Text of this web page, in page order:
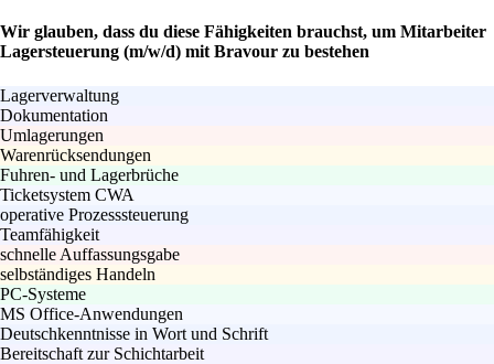
Wir glauben, dass du diese Fähigkeiten brauchst, um Mitarbeiter
Lagersteuerung (m/w/d) mit Bravour zu bestehen
Lagerverwaltung
Dokumentation
Umlagerungen
Warenrücksendungen
Fuhren- und Lagerbrüche
Ticketsystem CWA
operative Prozesssteuerung
Teamfähigkeit
schnelle Auffassungsgabe
selbständiges Handeln
PC-Systeme
MS Office-Anwendungen
Deutschkenntnisse in Wort und Schrift
Bereitschaft zur Schichtarbeit